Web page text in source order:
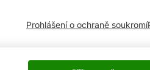
Prohlášení o ochraně soukromí